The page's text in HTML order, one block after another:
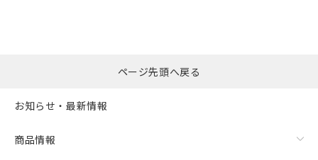
ページ先頭へ戻る
お知らせ・最新情報
商品情報